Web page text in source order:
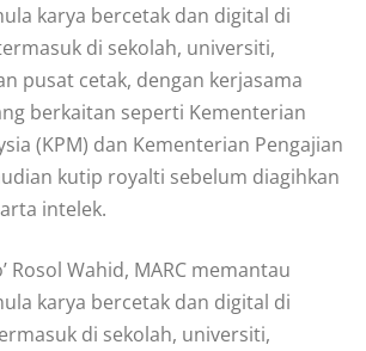
karya bercetak dan digital di
di sekolah, universiti,
pusat cetak, dengan kerjasama
berkaitan seperti Kementerian
(KPM) dan Kementerian Pengajian
kutip royalti sebelum diagihkan
intelek.
Rosol Wahid, MARC memantau
karya bercetak dan digital di
di sekolah, universiti,